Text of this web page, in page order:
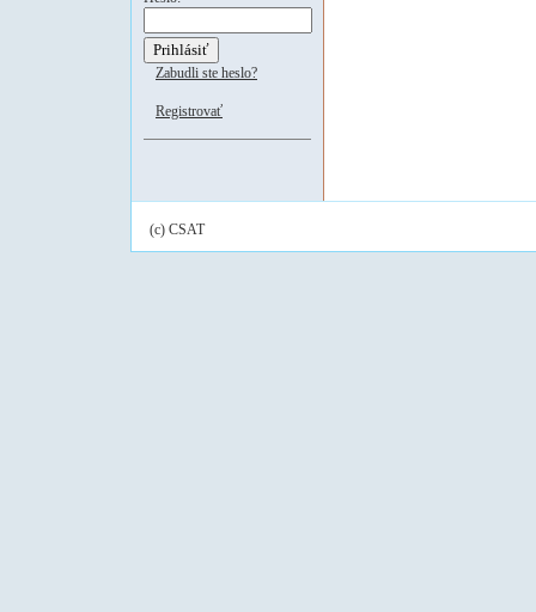
Zabudli ste heslo?
Registrovať
(c) CSAT